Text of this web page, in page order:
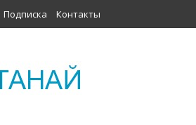
Подписка Контакты